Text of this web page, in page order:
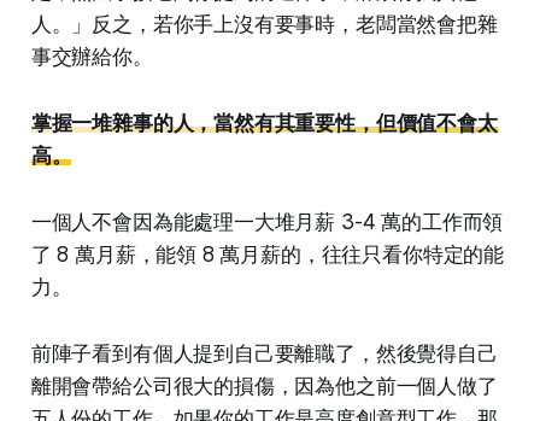
人。」反之，若你手上沒有要事時，老闆當然會把雜
事交辦給你。
掌握一堆雜事的人，當然有其重要性，但價值不會太
高。
一個人不會因為能處理一大堆月薪 3-4 萬的工作而領
了 8 萬月薪，能領 8 萬月薪的，往往只看你特定的能
力。
前陣子看到有個人提到自己要離職了，然後覺得自己
離開會帶給公司很大的損傷，因為他之前一個人做了